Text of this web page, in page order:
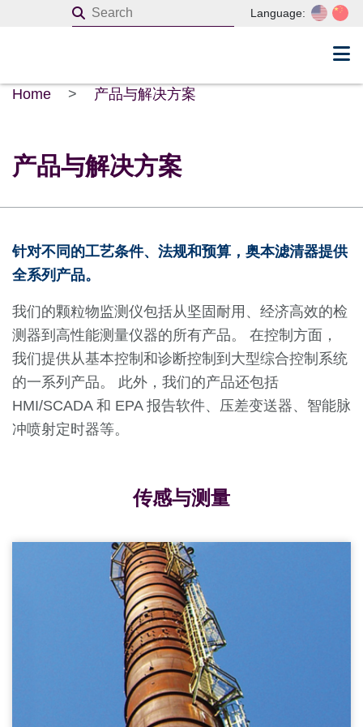
Language:
Home > 产品与解决方案
产品与解决方案
针对不同的工艺条件、法规和预算，奥本滤清器提供
全系列产品。
我们的颗粒物监测仪包括从坚固耐用、经济高效的检
测器到高性能测量仪器的所有产品。 在控制方面，
我们提供从基本控制和诊断控制到大型综合控制系统
的一系列产品。 此外，我们的产品还包括
HMI/SCADA 和 EPA 报告软件、压差变送器、智能脉
冲喷射定时器等。
传感与测量